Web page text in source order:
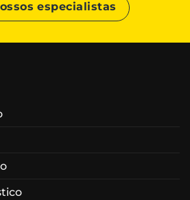
especialistas